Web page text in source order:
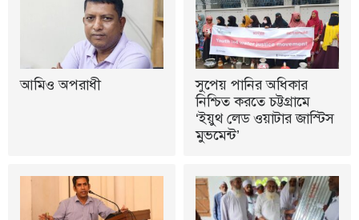
আমিও অপরাধী
সুপেয় পানির অধিকার
নিশ্চিত করতে চট্টগ্রামে
‘ইয়ুথ লেড ওয়াটার জাস্টিস
মুভমেন্ট’